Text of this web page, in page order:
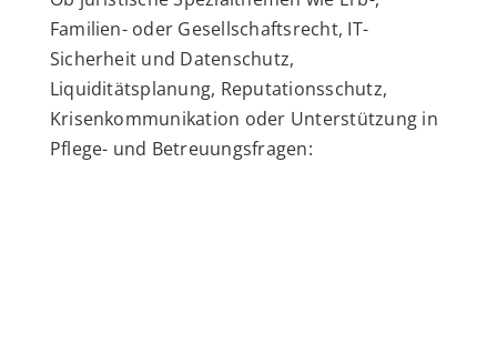
Familien- oder Gesellschaftsrecht, IT-
Sicherheit und Datenschutz,
Liquiditätsplanung, Reputationsschutz,
Krisenkommunikation oder Unterstützung in
Pflege- und Betreuungsfragen: